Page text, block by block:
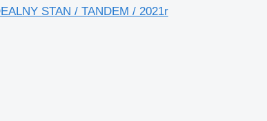
STAN / TANDEM / 2021r